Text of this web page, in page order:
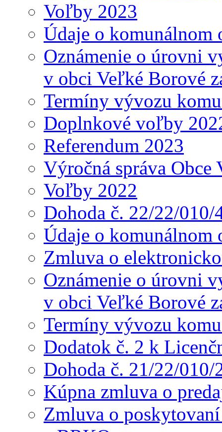
Voľby 2023
Údaje o komunálnom
Oznámenie o úrovni
v obci Veľké Borové
Termíny vývozu
Doplnkové voľby
Referendum 2023
Výročná správa
Voľby 2022
Dohoda č. 22/22/
Údaje o komunálnom
Zmluva o
Oznámenie o úrovni
v obci Veľké Borové
Termíny vývozu
Dodatok č. 2 k
Dohoda č. 21/22/
Kúpna zmluva o
Zmluva o